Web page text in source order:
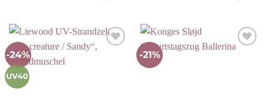
-24%
UV40
-21%